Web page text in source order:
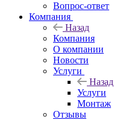
Вопрос-ответ
Компания
Назад
Компания
О компании
Новости
Услуги
Назад
Услуги
Монтаж
Отзывы